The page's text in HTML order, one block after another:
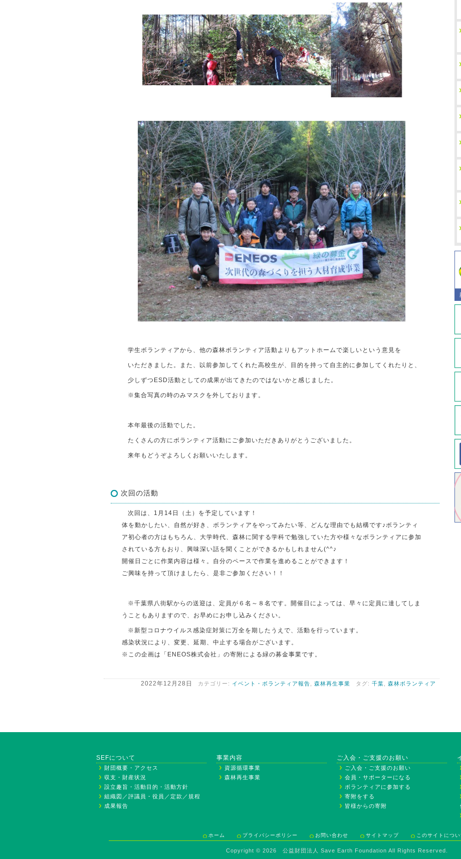
学生ボランティアから、他の森林ボランティア活動よりもアットホームで楽しいという意見を
いただきました。また、以前参加してくれた高校生が、目的を持って自主的に参加してくれたりと、
少しずつESD活動としての成果が出てきたのではないかと感じました。
※集合写真の時のみマスクを外しております。
本年最後の活動でした。
たくさんの方にボランティア活動にご参加いただきありがとうございました。
来年もどうぞよろしくお願いいたします。
次回の活動
次回は、1月14日（土）を予定しています！
体を動かしたい、自然が好き、ボランティアをやってみたい等、どんな理由でも結構です♪ボランティ
ア初心者の方はもちろん、大学時代、森林に関する学科で勉強していた方や様々なボランティアに参加
されている方もおり、興味深い話を聞くことができるかもしれません(^^♪
開催日ごとに作業内容は様々。自分のペースで作業を進めることができます！
ご興味を持って頂けましたら、是非ご参加ください！！
※千葉県八街駅からの送迎は、定員が６名～８名です。開催日によっては、早々に定員に達してしま
うこともありますので、お早めにお申し込みください。
※新型コロナウイルス感染症対策に万全を期したうえで、活動を行っています。
感染状況により、変更、延期、中止する場合がございます。
※この企画は「ENEOS株式会社」の寄附による緑の募金事業です。
2022年12月28日 カテゴリー: イベント・ボランティア報告 森林再生事業 タグ: 千葉 森林ボランティア
SEFについて
財団概要・アクセス
収支・財産状況
設立趣旨・活動目的・活動方針
組織図／評議員・役員／定款／規程
成果報告
事業内容
資源循環事業
森林再生事業
ご入会・ご支援のお願い
ご入会・ご支援のお願い
会員・サポーターになる
ボランティアに参加する
寄附をする
皆様からの寄附
ホーム プライバシーポリシー お問い合わせ サイトマップ このサイトについ
Copyright © 2026 公益財団法人 Save Earth Foundation All Rights Reserved.